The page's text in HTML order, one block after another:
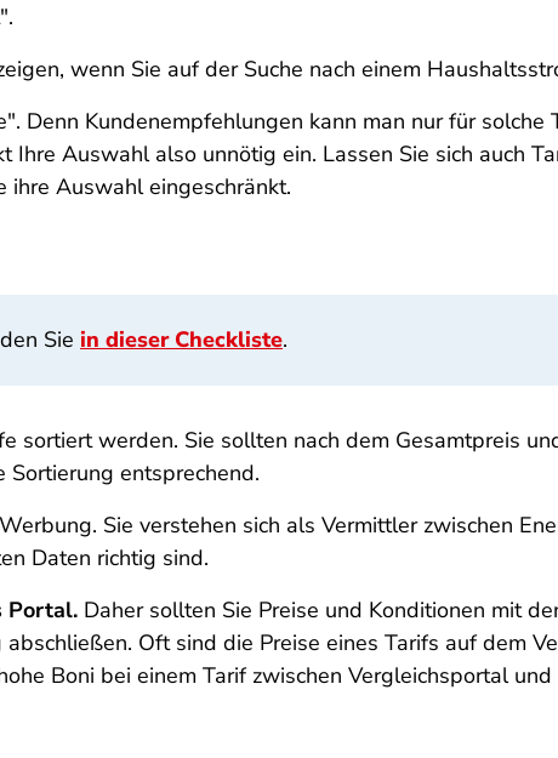
wenn Sie auf der Suche nach einem
Denn Kundenempfehlungen kann man nur für solche
Auswahl also unnötig ein. Lassen Sie sich auch
ihre Auswahl eingeschränkt.
Sie in dieser Checkliste.
sortiert werden. Sie sollten nach dem Gesamtpreis
entsprechend.
Sie verstehen sich als Vermittler zwischen
Daten richtig sind.
Portal. Daher sollten Sie Preise und Konditionen mit
Oft sind die Preise eines Tarifs auf dem
Boni bei einem Tarif zwischen Vergleichsportal und